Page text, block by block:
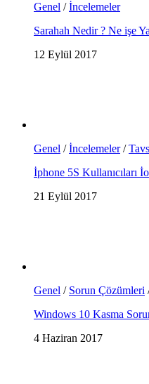
Genel /İncelemeler
Sarahah Nedir ? Ne işe
12 Eylül 2017
Genel /İncelemeler/
İphone 5S Kullanıcıları
21 Eylül 2017
Genel / Sorun Çözümleri
Windows 10 Kasma
4 Haziran 2017